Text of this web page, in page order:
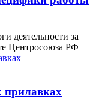
деятельности за
Центросоюза РФ
прилавках